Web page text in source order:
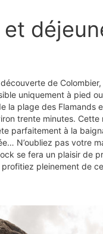
de Colombier,
uniquement à pied
la plage des Flamands
trente minutes. Cette
parfaitement à la
N’oubliez pas votre
se fera un plaisir de